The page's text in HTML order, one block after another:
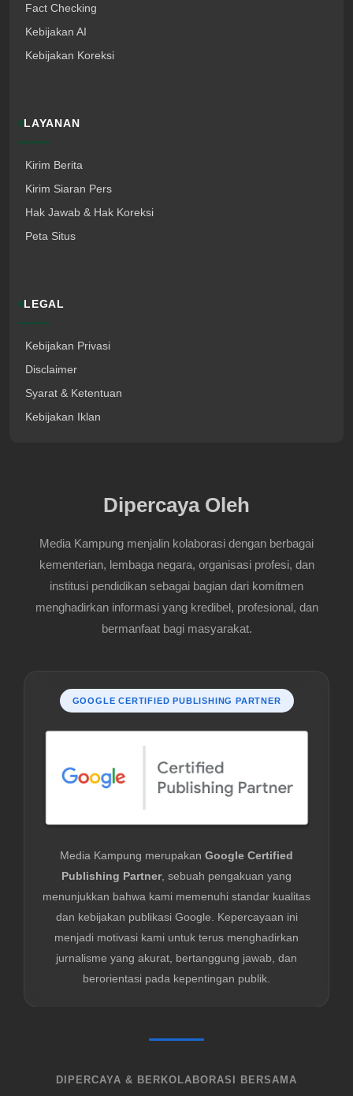
Fact Checking
Kebijakan AI
Kebijakan Koreksi
LAYANAN
Kirim Berita
Kirim Siaran Pers
Hak Jawab & Hak Koreksi
Peta Situs
LEGAL
Kebijakan Privasi
Disclaimer
Syarat & Ketentuan
Kebijakan Iklan
Dipercaya Oleh
Media Kampung menjalin kolaborasi dengan berbagai
kementerian, lembaga negara, organisasi profesi, dan
institusi pendidikan sebagai bagian dari komitmen
menghadirkan informasi yang kredibel, profesional, dan
bermanfaat bagi masyarakat.
GOOGLE CERTIFIED PUBLISHING PARTNER
Media Kampung merupakan Google Certified
Publishing Partner, sebuah pengakuan yang
menunjukkan bahwa kami memenuhi standar kualitas
dan kebijakan publikasi Google. Kepercayaan ini
menjadi motivasi kami untuk terus menghadirkan
jurnalisme yang akurat, bertanggung jawab, dan
berorientasi pada kepentingan publik.
DIPERCAYA & BERKOLABORASI BERSAMA